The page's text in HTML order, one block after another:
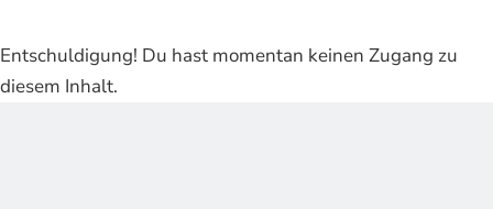
Entschuldigung! Du hast momentan keinen Zugang zu
diesem Inhalt.